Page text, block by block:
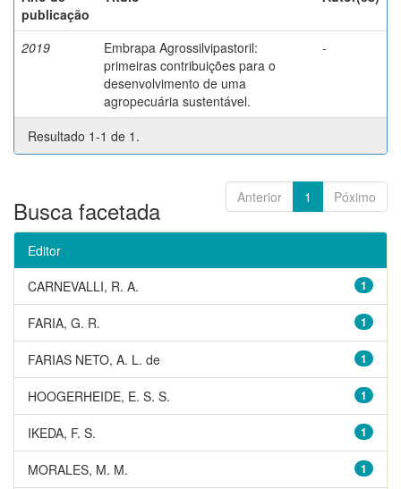
publicação
2019
Embrapa Agrossilvipastoril:
primeiras contribuições para o
desenvolvimento de uma
agropecuária sustentável.
-
Resultado 1-1 de 1.
Anterior 1 Póximo
Busca facetada
Editor
1
CARNEVALLI, R. A.
1
FARIA, G. R.
1
FARIAS NETO, A. L. de
1
HOOGERHEIDE, E. S. S.
1
IKEDA, F. S.
1
MORALES, M. M.